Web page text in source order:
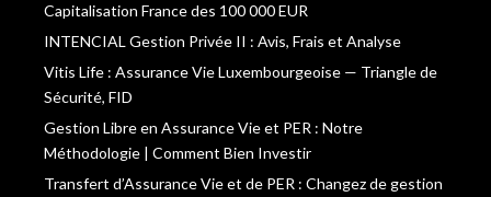
Capitalisation France des 100 000 EUR
INTENCIAL Gestion Privée II : Avis, Frais et Analyse
Vitis Life : Assurance Vie Luxembourgeoise — Triangle de
Sécurité, FID
Gestion Libre en Assurance Vie et PER : Notre
Méthodologie | Comment Bien Investir
Transfert d’Assurance Vie et de PER : Changez de gestion